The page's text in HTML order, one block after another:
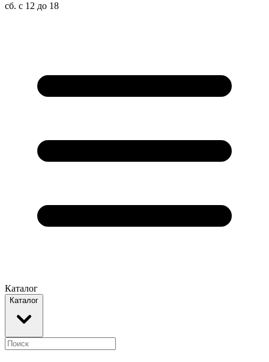
сб. с 12 до 18
Каталог
Каталог